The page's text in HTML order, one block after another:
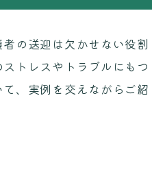
の送迎は欠かせない役割
トレスやトラブルにもつ
、実例を交えながらご紹